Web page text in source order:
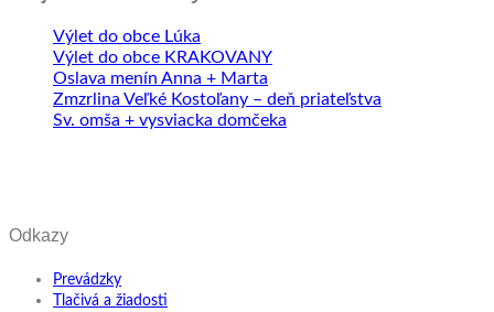
Výlet do obce Lúka
Výlet do obce KRAKOVANY
Oslava menín Anna + Marta
Zmzrlina Veľké Kostoľany – deň priateľstva
Sv. omša + vysviacka domčeka
Odkazy
Prevádzky
Tlačivá a žiadosti